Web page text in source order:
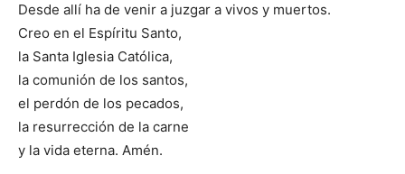
Desde allí ha de venir a juzgar a vivos y muertos.
Creo en el Espíritu Santo,
la Santa Iglesia Católica,
la comunión de los santos,
el perdón de los pecados,
la resurrección de la carne
y la vida eterna. Amén.